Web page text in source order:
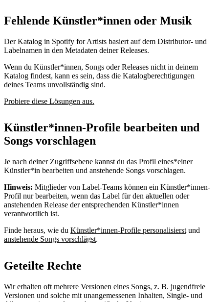
Fehlende Künstler*innen oder Musik
Der Katalog in Spotify for Artists basiert auf dem Distributor- und
Labelnamen in den Metadaten deiner Releases.
Wenn du Künstler*innen, Songs oder Releases nicht in deinem
Katalog findest, kann es sein, dass die Katalogberechtigungen
deines Teams unvollständig sind.
Probiere diese Lösungen aus.
Künstler*innen-Profile bearbeiten und
Songs vorschlagen
Je nach deiner Zugriffsebene kannst du das Profil eines*einer
Künstler*in bearbeiten und anstehende Songs vorschlagen.
Hinweis: Mitglieder von Label-Teams können ein Künstler*innen-
Profil nur bearbeiten, wenn das Label für den aktuellen oder
anstehenden Release der entsprechenden Künstler*innen
verantwortlich ist.
Finde heraus, wie du Künstler*innen-Profile personalisierst und
anstehende Songs vorschlägst.
Geteilte Rechte
Wir erhalten oft mehrere Versionen eines Songs, z. B. jugendfreie
Versionen und solche mit unangemessenen Inhalten, Single- und